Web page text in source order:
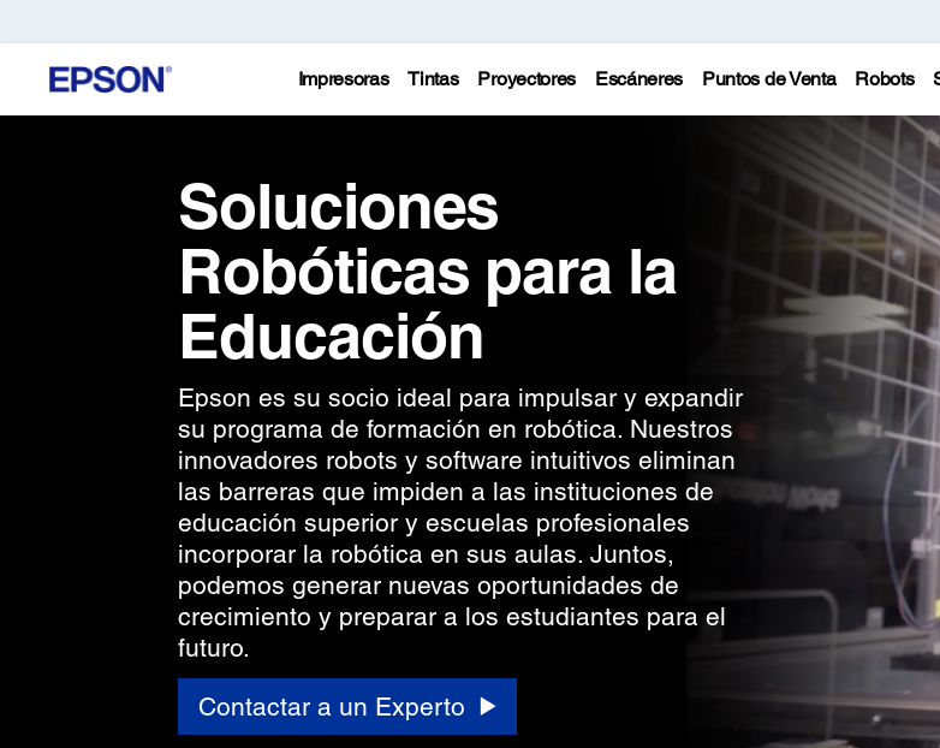
Impresoras Tintas Proyectores Escáneres Puntos de Venta Robots
Soluciones
Robóticas para la
Educación
Epson es su socio ideal para impulsar y expandir
su programa de formación en robótica. Nuestros
innovadores robots y software intuitivos eliminan
las barreras que impiden a las instituciones de
educación superior y escuelas profesionales
incorporar la robótica en sus aulas. Juntos,
podemos generar nuevas oportunidades de
crecimiento y preparar a los estudiantes para el
futuro.
Contactar a un Experto